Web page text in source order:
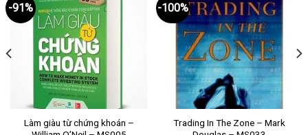
-91%
Làm giàu từ chứng khoán –
-100%
Trading In The Zone – Mark